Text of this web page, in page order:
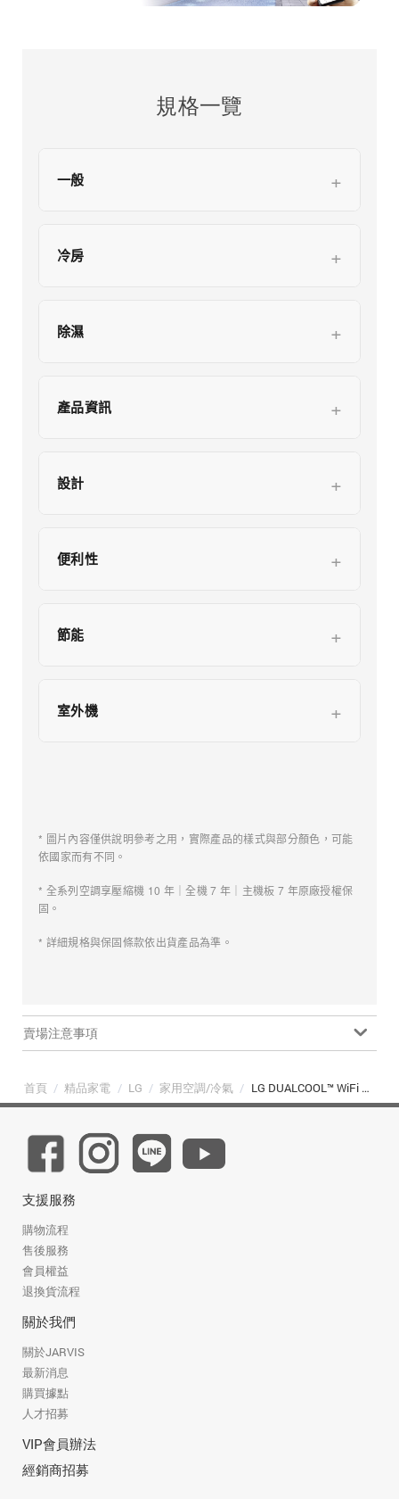
規格一覽
一般
冷房
除濕
產品資訊
設計
便利性
節能
室外機
* 圖片內容僅供說明參考之用，實際產品的樣式與部分顏色，可能
依國家而有不同。
* 全系列空調享壓縮機 10 年｜全機 7 年｜主機板 7 年原廠授權保
固。
* 詳細規格與保固條款依出貨產品為準。
賣場注意事項
首頁 / 精品家電 / LG / 家用空調/冷氣 / LG DUALCOOL™ WiFi 雙迴轉變頻空調｜經典冷暖型｜7-10 坪 (LS-63IHP/LSU63IHP)
支援服務
購物流程
售後服務
會員權益
退換貨流程
關於我們
關於JARVIS
最新消息
購買據點
人才招募
VIP會員辦法
經銷商招募